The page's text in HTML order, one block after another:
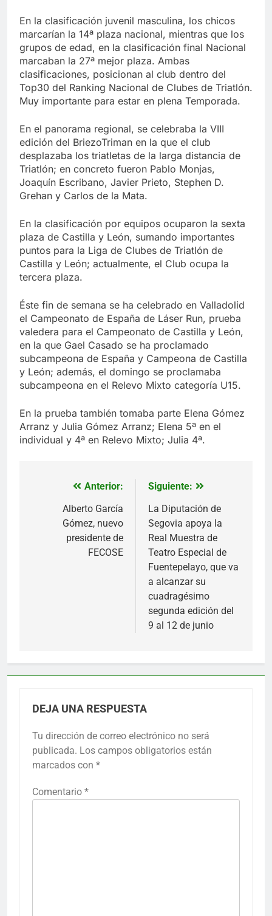
En la clasificación juvenil masculina, los chicos
marcarían la 14ª plaza nacional, mientras que los
grupos de edad, en la clasificación final Nacional
marcaban la 27ª mejor plaza. Ambas
clasificaciones, posicionan al club dentro del
Top30 del Ranking Nacional de Clubes de Triatlón.
Muy importante para estar en plena Temporada.
En el panorama regional, se celebraba la VIII
edición del BriezoTriman en la que el club
desplazaba los triatletas de la larga distancia de
Triatlón; en concreto fueron Pablo Monjas,
Joaquín Escribano, Javier Prieto, Stephen D.
Grehan y Carlos de la Mata.
En la clasificación por equipos ocuparon la sexta
plaza de Castilla y León, sumando importantes
puntos para la Liga de Clubes de Triatlón de
Castilla y León; actualmente, el Club ocupa la
tercera plaza.
Éste fin de semana se ha celebrado en Valladolid
el Campeonato de España de Láser Run, prueba
valedera para el Campeonato de Castilla y León,
en la que Gael Casado se ha proclamado
subcampeona de España y Campeona de Castilla
y León; además, el domingo se proclamaba
subcampeona en el Relevo Mixto categoría U15.
En la prueba también tomaba parte Elena Gómez
Arranz y Julia Gómez Arranz; Elena 5ª en el
individual y 4ª en Relevo Mixto; Julia 4ª.
Navegación
entradas
Anterior:
Alberto García
Gómez, nuevo
presidente de
FECOSE
Siguiente:
La Diputación de
Segovia apoya la
Real Muestra de
Teatro Especial de
Fuentepelayo, que va
a alcanzar su
cuadragésimo
segunda edición del
9 al 12 de junio
DEJA UNA RESPUESTA
Tu dirección de correo electrónico no será
publicada. Los campos obligatorios están
marcados con *
Comentario *